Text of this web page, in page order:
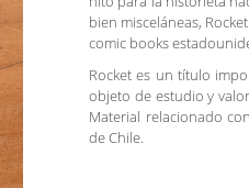
bien misceláneas,
comic books
Rocket es un título
objeto de estudio y
Material relacionado
de Chile.